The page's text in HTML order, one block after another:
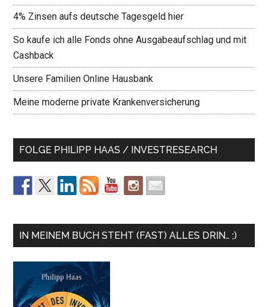
4% Zinsen aufs deutsche Tagesgeld hier
So kaufe ich alle Fonds ohne Ausgabeaufschlag und mit
Cashback
Unsere Familien Online Hausbank
Meine moderne private Krankenversicherung
FOLGE PHILIPP HAAS / INVESTRESEARCH
IN MEINEM BUCH STEHT (FAST) ALLES DRIN… ;)